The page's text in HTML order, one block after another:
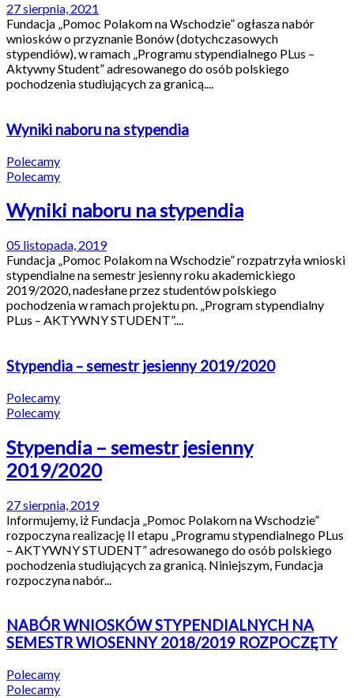
27 sierpnia, 2021
Fundacja „Pomoc Polakom na Wschodzie” ogłasza nabór
wniosków o przyznanie Bonów (dotychczasowych
stypendiów), w ramach „Programu stypendialnego PLus –
Aktywny Student” adresowanego do osób polskiego
pochodzenia studiujących za granicą....
Wyniki naboru na stypendia
Polecamy
Polecamy
Wyniki naboru na stypendia
05 listopada, 2019
Fundacja „Pomoc Polakom na Wschodzie” rozpatrzyła wnioski
stypendialne na semestr jesienny roku akademickiego
2019/2020, nadesłane przez studentów polskiego
pochodzenia w ramach projektu pn. „Program stypendialny
PLus – AKTYWNY STUDENT”....
Stypendia – semestr jesienny 2019/2020
Polecamy
Polecamy
Stypendia – semestr jesienny
2019/2020
27 sierpnia, 2019
Informujemy, iż Fundacja „Pomoc Polakom na Wschodzie”
rozpoczyna realizację II etapu „Programu stypendialnego PLus
– AKTYWNY STUDENT” adresowanego do osób polskiego
pochodzenia studiujących za granicą. Niniejszym, Fundacja
rozpoczyna nabór...
NABÓR WNIOSKÓW STYPENDIALNYCH NA
SEMESTR WIOSENNY 2018/2019 ROZPOCZĘTY
Polecamy
Polecamy